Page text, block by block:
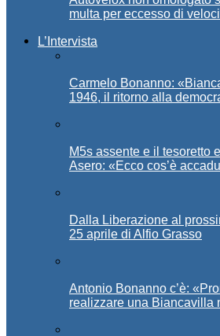
multa per eccesso di
L’Intervista
Carmelo Bonanno:
1946, il ritorno alla
M5s assente e il tesoretto
Asero: «Ecco cos’è
Dalla Liberazione al
25 aprile di Alfio Grasso
Antonio Bonanno c’è:
realizzare una Biancavilla